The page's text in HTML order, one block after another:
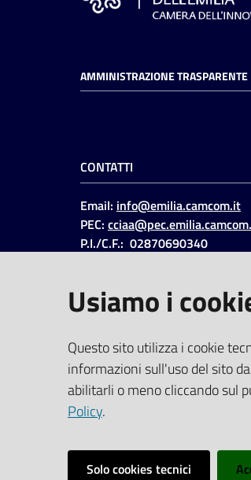
AMMINISTRAZIONE TRASPARENTE
CONTATTI
Email: info@emilia.camcom.it
PEC:
P.I./C.F.: 02870690340
Codice IPA: ccem
SOCIAL
LinkedinFacebookInstagram
Usiamo i
Questo sito utilizza i cookie
informazioni sull'uso del sito
abilitarli o meno cliccando sul
Policy.
Solo cookies tecnici